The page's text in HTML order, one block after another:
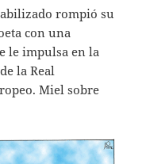
rompió su
con una
le impulsa en la
la Real
Miel sobre